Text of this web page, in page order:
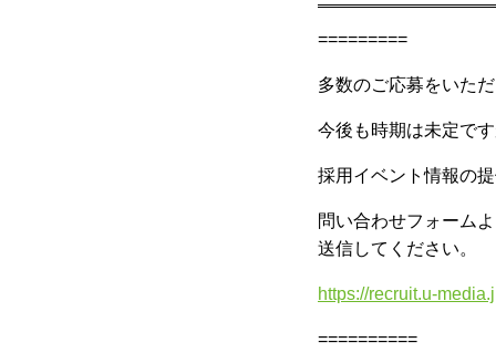
=========
多数のご応募をいた
今後も時期は未定で
採用イベント情報の
問い合わせフォーム
送信してください。
https://recruit.u-
==========